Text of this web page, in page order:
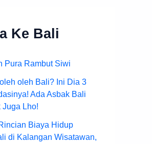
Ke Bali
Pura Rambut Siwi
oleh Bali? Ini Dia 3
Ada Asbak Bali
Juga Lho!
Biaya Hidup
di Kalangan Wisatawan,